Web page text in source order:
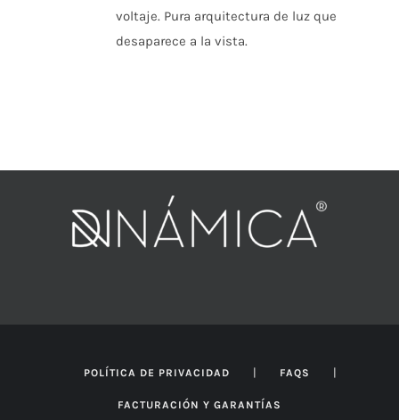
voltaje. Pura arquitectura de luz que
desaparece a la vista.
POLÍTICA DE PRIVACIDAD | FAQS |
FACTURACIÓN Y GARANTÍAS